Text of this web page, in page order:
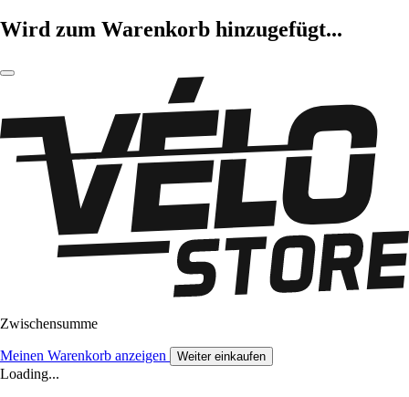
Wird zum Warenkorb hinzugefügt...
Zwischensumme
Meinen Warenkorb anzeigen Weiter einkaufen
Loading...